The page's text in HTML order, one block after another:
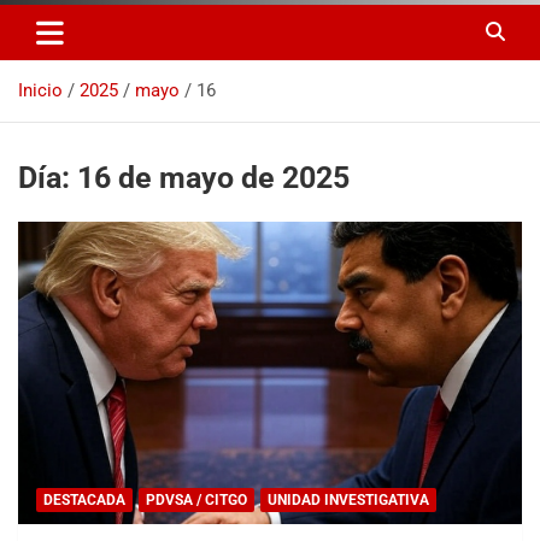
Inicio 2025 mayo 16
Día: 16 de mayo de 2025
DESTACADA PDVSA / CITGO UNIDAD INVESTIGATIVA